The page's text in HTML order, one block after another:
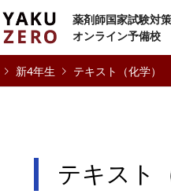
薬剤師国家試験対策
オンライン予備校
新4年生
テキスト（化学）
テキスト